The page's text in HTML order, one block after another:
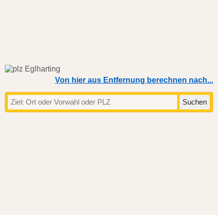
Von hier aus Entfernung berechnen nach...